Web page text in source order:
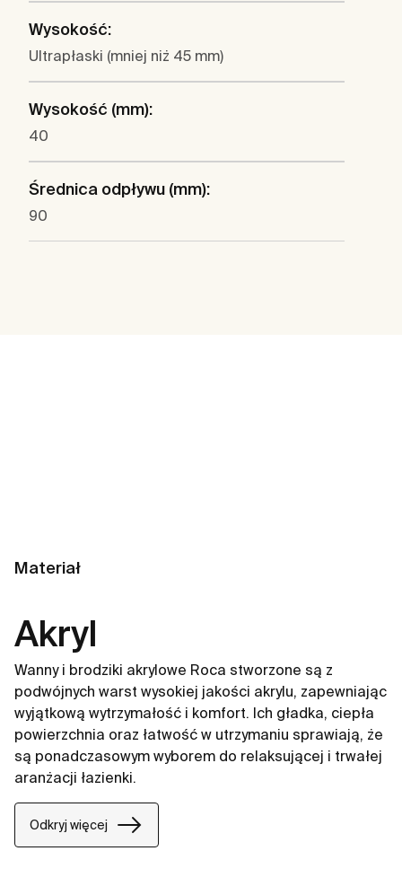
Wysokość:
Ultrapłaski (mniej niż 45 mm)
Wysokość (mm):
40
Średnica odpływu (mm):
90
Materiał
Akryl
Wanny i brodziki akrylowe Roca stworzone są z
podwójnych warst wysokiej jakości akrylu, zapewniając
wyjątkową wytrzymałość i komfort. Ich gładka, ciepła
powierzchnia oraz łatwość w utrzymaniu sprawiają, że
są ponadczasowym wyborem do relaksującej i trwałej
aranżacji łazienki.
Odkryj więcej